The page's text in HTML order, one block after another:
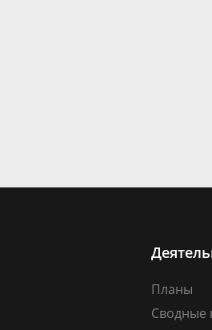
Планы
Сводные